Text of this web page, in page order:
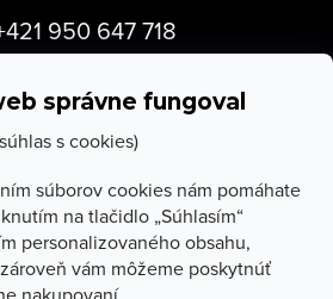
správne fungoval
s cookies)
súborov cookies nám pomáhate
na tlačidlo „Súhlasím“
personalizovaného obsahu,
vám môžeme poskytnúť
950 647 718